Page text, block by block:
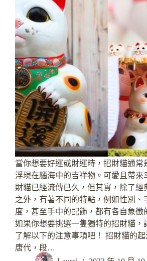
當你想要好運或財運時，招財貓通常
浮現在腦海中的吉祥物。可愛且帶來
財貓已經流傳已久，但其實，除了經
之外，有著不同的特點，例如性別、
度，甚至手中的配飾，都有各自象徵
如果你想要挑選一隻獨特的招財貓，
了解以下的注意事項吧！ 招財貓的起
唐代，段…